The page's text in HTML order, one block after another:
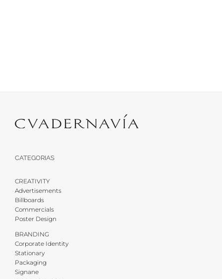
CATEGORIAS
CREATIVITY
Advertisements
Billboards
Commercials
Poster Design
BRANDING
Corporate Identity
Stationary
Packaging
Signane